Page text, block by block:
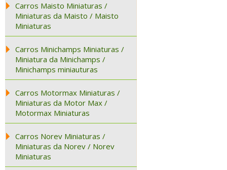
Carros Maisto Miniaturas /
Miniaturas da Maisto / Maisto
Miniaturas
Carros Minichamps Miniaturas /
Miniatura da Minichamps /
Minichamps miniauturas
Carros Motormax Miniaturas /
Miniaturas da Motor Max /
Motormax Miniaturas
Carros Norev Miniaturas /
Miniaturas da Norev / Norev
Miniaturas